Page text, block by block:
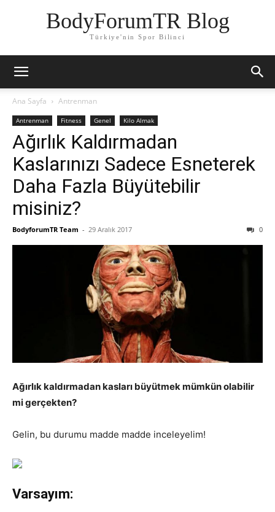
BodyForumTR Blog
Türkiye'nin Spor Bilinci
Ana Sayfa Antrenman
Antrenman Fitness Genel Kilo Almak
Ağırlık Kaldırmadan
Kaslarınızı Sadece Esneterek
Daha Fazla Büyütebilir
misiniz?
BodyforumTR Team - 29 Aralık 2017 0
Ağırlık kaldırmadan kasları büyütmek mümkün olabilir
mi gerçekten?
Gelin, bu durumu madde madde inceleyelim!
Varsayım: